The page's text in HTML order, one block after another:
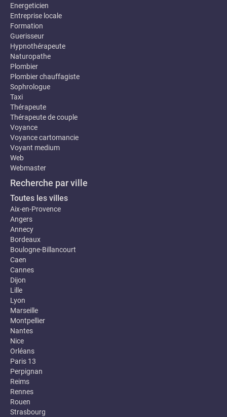
Energeticien
Entreprise locale
Formation
Guerisseur
Hypnothérapeute
Naturopathe
Plombier
Plombier chauffagiste
Sophrologue
Taxi
Thérapeute
Thérapeute de couple
Voyance
Voyance cartomancie
Voyant medium
Web
Webmaster
Recherche par ville
Toutes les villes
Aix-en-Provence
Angers
Annecy
Bordeaux
Boulogne-Billancourt
Caen
Cannes
Dijon
Lille
Lyon
Marseille
Montpellier
Nantes
Nice
Orléans
Paris 13
Perpignan
Reims
Rennes
Rouen
Strasbourg